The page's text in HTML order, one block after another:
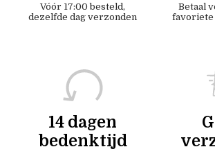
Vóór 17:00 besteld,
dezelfde dag verzonden
Betaal
favoriete
14 dagen
bedenktijd